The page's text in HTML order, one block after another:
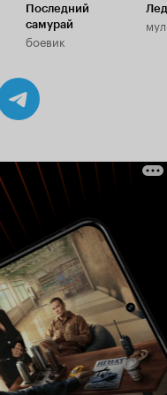
Последний
самурай
боевик